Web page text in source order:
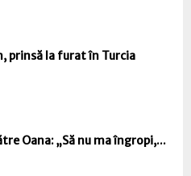
prinsă la furat în Turcia
Oana: „Să nu ma îngropi,...